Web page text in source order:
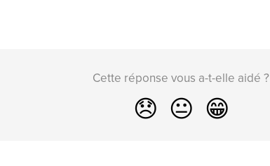
Cette réponse vous a-t-elle aidé ?
😞 😐 😁